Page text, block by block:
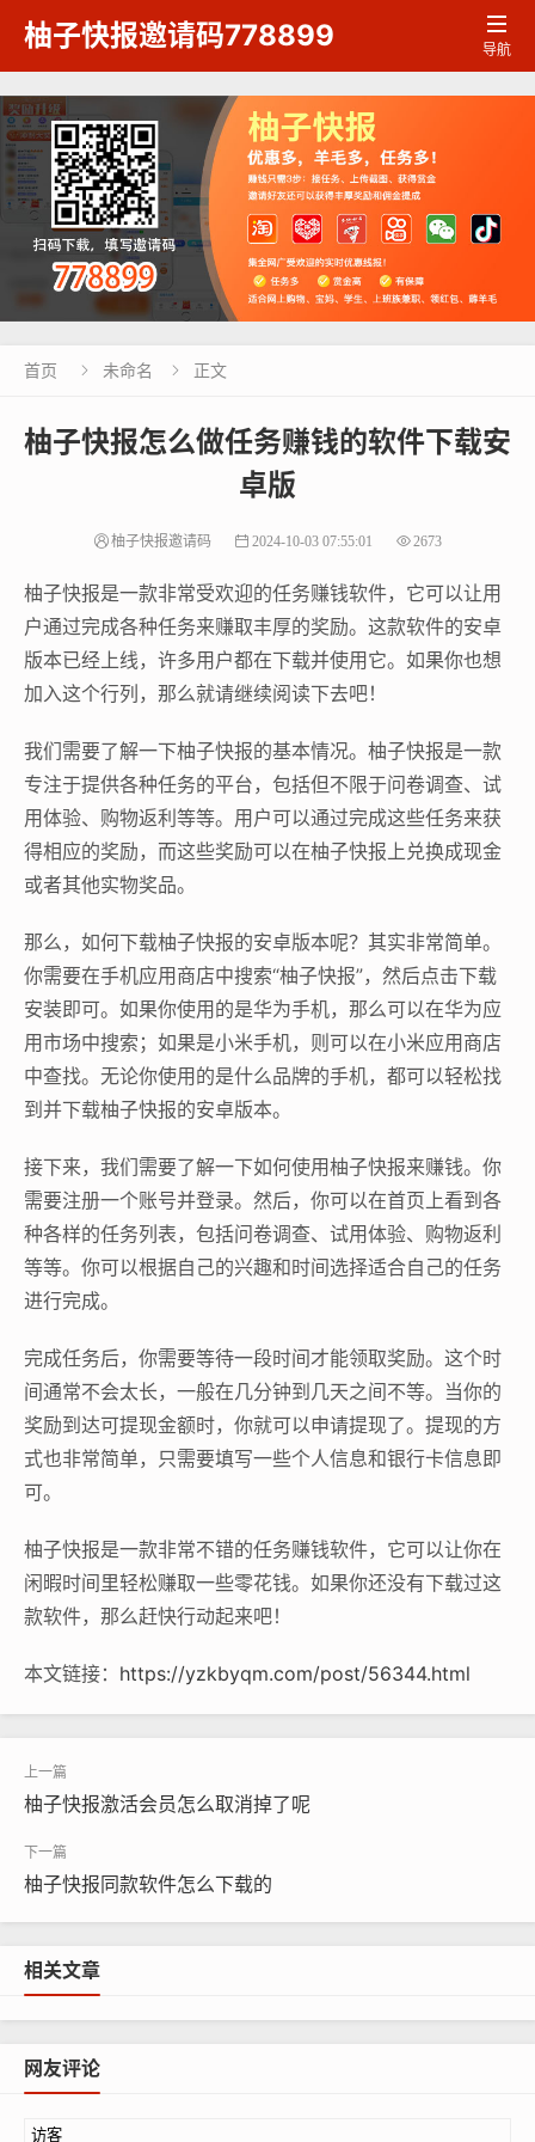
柚子快报邀请码778899 
导航
首页  未命名  正文
柚子快报怎么做任务赚钱的软件下载安
卓版
柚子快报邀请码 2024-10-03 07:55:01 2673
柚子快报是一款非常受欢迎的任务赚钱软件，它可以让用
户通过完成各种任务来赚取丰厚的奖励。这款软件的安卓
版本已经上线，许多用户都在下载并使用它。如果你也想
加入这个行列，那么就请继续阅读下去吧！
我们需要了解一下柚子快报的基本情况。柚子快报是一款
专注于提供各种任务的平台，包括但不限于问卷调查、试
用体验、购物返利等等。用户可以通过完成这些任务来获
得相应的奖励，而这些奖励可以在柚子快报上兑换成现金
或者其他实物奖品。
那么，如何下载柚子快报的安卓版本呢？其实非常简单。
你需要在手机应用商店中搜索“柚子快报”，然后点击下载
安装即可。如果你使用的是华为手机，那么可以在华为应
用市场中搜索；如果是小米手机，则可以在小米应用商店
中查找。无论你使用的是什么品牌的手机，都可以轻松找
到并下载柚子快报的安卓版本。
接下来，我们需要了解一下如何使用柚子快报来赚钱。你
需要注册一个账号并登录。然后，你可以在首页上看到各
种各样的任务列表，包括问卷调查、试用体验、购物返利
等等。你可以根据自己的兴趣和时间选择适合自己的任务
进行完成。
完成任务后，你需要等待一段时间才能领取奖励。这个时
间通常不会太长，一般在几分钟到几天之间不等。当你的
奖励到达可提现金额时，你就可以申请提现了。提现的方
式也非常简单，只需要填写一些个人信息和银行卡信息即
可。
柚子快报是一款非常不错的任务赚钱软件，它可以让你在
闲暇时间里轻松赚取一些零花钱。如果你还没有下载过这
款软件，那么赶快行动起来吧！
本文链接： https://yzkbyqm.com/post/56344.html
柚子快报激活会员怎么取消掉了呢
柚子快报同款软件怎么下载的
相关文章
网友评论